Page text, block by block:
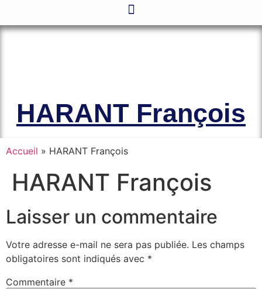
HARANT François
Accueil » HARANT François
HARANT François
Laisser un commentaire
Votre adresse e-mail ne sera pas publiée. Les champs
obligatoires sont indiqués avec *
Commentaire *